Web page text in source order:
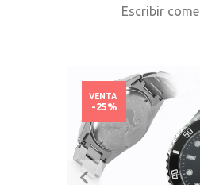
Escribir
VENTA
-25%